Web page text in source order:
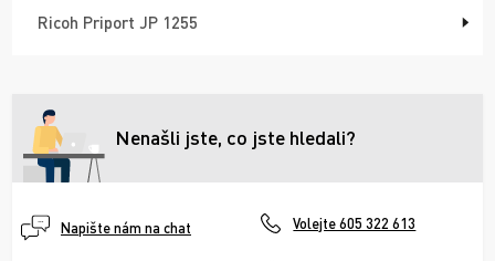
Ricoh Priport JP 1255
Nenašli jste, co jste hledali?
Napište nám na chat Volejte 605 322 613